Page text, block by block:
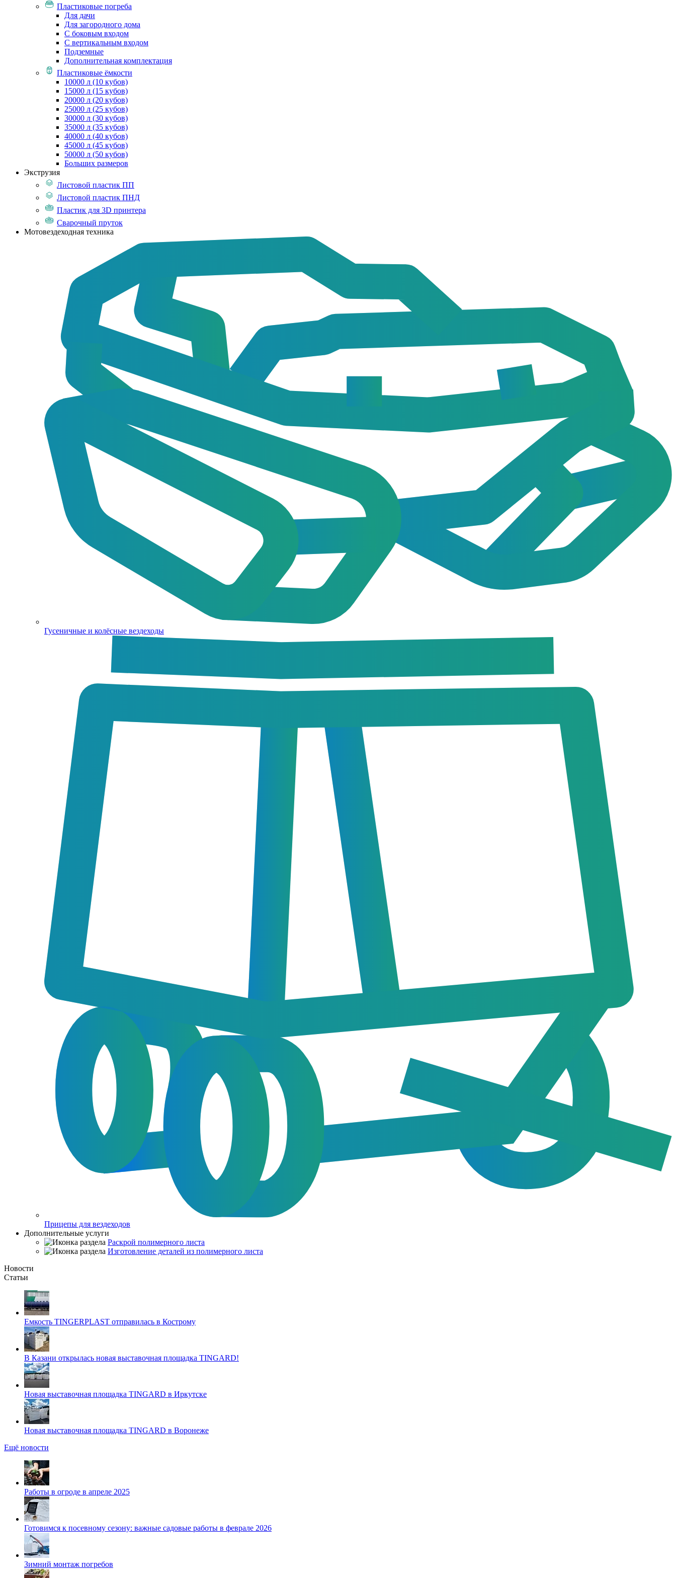
Пластиковые погреба
Для дачи
Для загородного дома
С боковым входом
С вертикальным входом
Подземные
Дополнительная комплектация
Пластиковые ёмкости
10000 л (10 кубов)
15000 л (15 кубов)
20000 л (20 кубов)
25000 л (25 кубов)
30000 л (30 кубов)
35000 л (35 кубов)
40000 л (40 кубов)
45000 л (45 кубов)
50000 л (50 кубов)
Больших размеров
Экструзия
Листовой пластик ПП
Листовой пластик ПНД
Пластик для 3D принтера
Сварочный пруток
Мотовездеходная техника
Гусеничные и колёсные вездеходы
Прицепы для вездеходов
Дополнительные услуги
Раскрой полимерного листа
Изготовление деталей из полимерного листа
Новости
Статьи
Емкость TINGERPLAST отправилась в Кострому
В Казани открылась новая выставочная площадка TINGARD!
Новая выставочная площадка TINGARD в Иркутске
Новая выставочная площадка TINGARD в Воронеже
Ещё новости
Работы в огроде в апреле 2025
Готовимся к посевному сезону: важные садовые работы в феврале 2026
Зимний монтаж погребов